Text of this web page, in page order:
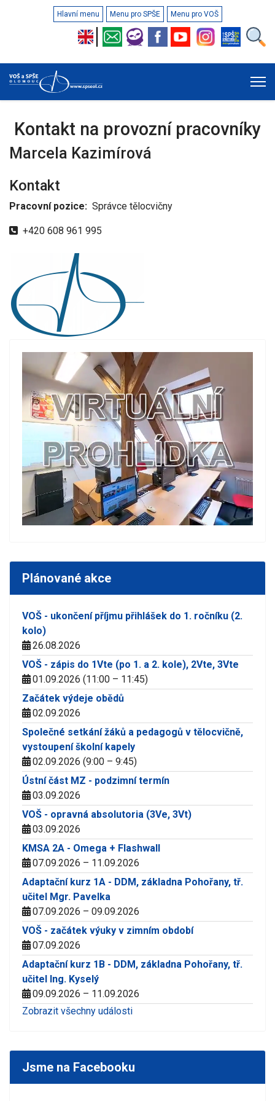
Hlavní menu Menu pro SPŠE Menu pro VOŠ
Kontakt na provozní pracovníky
Marcela Kazimírová
Kontakt
Pracovní pozice: Správce tělocvičny
Telefon
+420 608 961 995
Plánované akce
VOŠ - ukončení příjmu přihlášek do 1. ročníku (2.
kolo)
26.08.2026
VOŠ - zápis do 1Vte (po 1. a 2. kole), 2Vte, 3Vte
01.09.2026 (11:00 – 11:45)
Začátek výdeje obědů
02.09.2026
Společné setkání žáků a pedagogů v tělocvičně,
vystoupení školní kapely
02.09.2026 (9:00 – 9:45)
Ústní část MZ - podzimní termín
03.09.2026
VOŠ - opravná absolutoria (3Ve, 3Vt)
03.09.2026
KMSA 2A - Omega + Flashwall
07.09.2026 – 11.09.2026
Adaptační kurz 1A - DDM, základna Pohořany, tř.
učitel Mgr. Pavelka
07.09.2026 – 09.09.2026
VOŠ - začátek výuky v zimním období
07.09.2026
Adaptační kurz 1B - DDM, základna Pohořany, tř.
učitel Ing. Kyselý
09.09.2026 – 11.09.2026
Zobrazit všechny události
Jsme na Facebooku